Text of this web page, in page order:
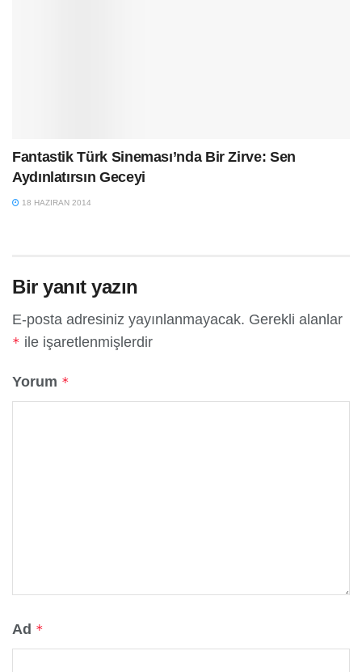
Fantastik Türk Sineması’nda Bir Zirve: Sen
Aydınlatırsın Geceyi
18 HAZIRAN 2014
Bir yanıt yazın
E-posta adresiniz yayınlanmayacak. Gerekli alanlar
* ile işaretlenmişlerdir
Yorum *
Ad *